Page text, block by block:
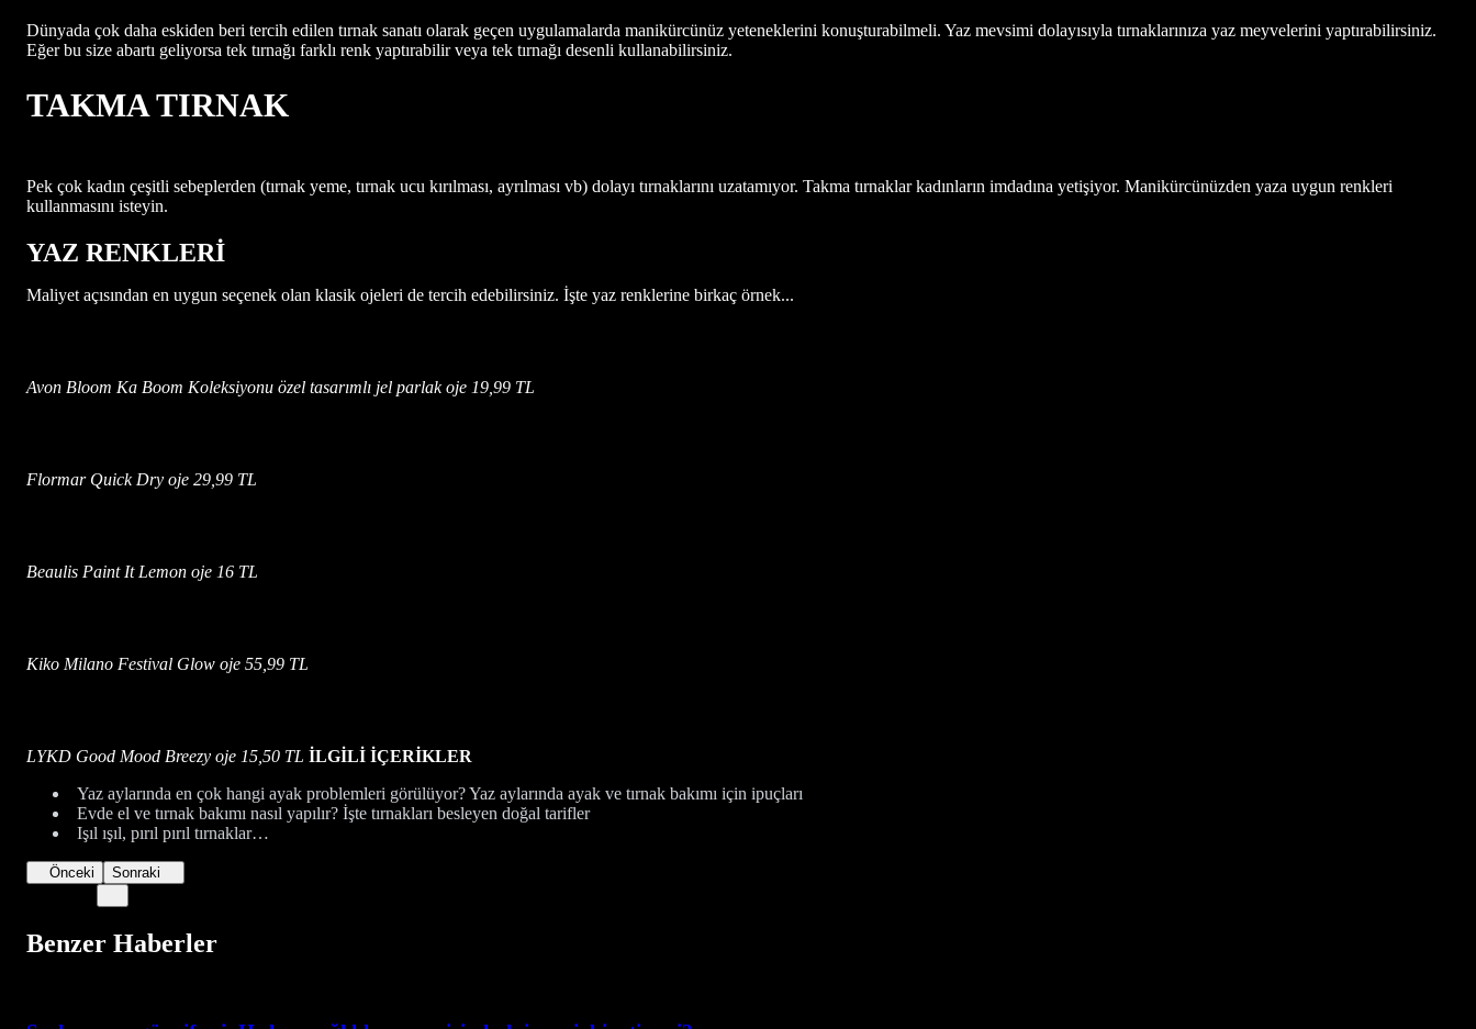
Dünyada çok daha eskiden beri tercih edilen tırnak sanatı olarak geçen uygulamalarda manikürcünüz yeteneklerini konuşturabilmeli. Yaz mevsimi dolayısıyla tırnaklarınıza yaz meyvelerini yaptırabilirsiniz.
Eğer bu size abartı geliyorsa tek tırnağı farklı renk yaptırabilir veya tek tırnağı desenli kullanabilirsiniz.
TAKMA TIRNAK
Pek çok kadın çeşitli sebeplerden (tırnak yeme, tırnak ucu kırılması, ayrılması vb) dolayı tırnaklarını uzatamıyor. Takma tırnaklar kadınların imdadına yetişiyor. Manikürcünüzden yaza uygun renkleri
kullanmasını isteyin.
YAZ RENKLERİ
Maliyet açısından en uygun seçenek olan klasik ojeleri de tercih edebilirsiniz. İşte yaz renklerine birkaç örnek...
Avon Bloom Ka Boom Koleksiyonu özel tasarımlı jel parlak oje 19,99 TL
Flormar Quick Dry oje 29,99 TL
Beaulis Paint It Lemon oje 16 TL
Kiko Milano Festival Glow oje 55,99 TL
LYKD Good Mood Breezy oje 15,50 TL İLGİLİ İÇERİKLER
Yaz aylarında en çok hangi ayak problemleri görülüyor? Yaz aylarında ayak ve tırnak bakımı için ipuçları
Evde el ve tırnak bakımı nasıl yapılır? İşte tırnakları besleyen doğal tarifler
Işıl ışıl, pırıl pırıl tırnaklar…
Önceki Sonraki
Benzer Haberler